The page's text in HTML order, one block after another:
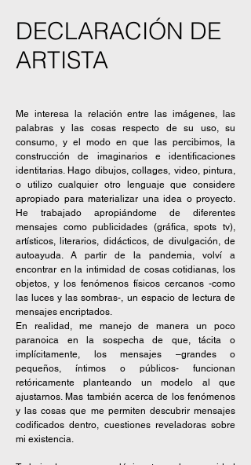
DECLARACIÓN DE
ARTISTA
Me interesa la relación entre las imágenes, las
palabras y las cosas respecto de su uso, su
consumo, y el modo en que las percibimos, la
construcción de imaginarios e identificaciones
identitarias. Hago dibujos, collages, video, pintura,
o utilizo cualquier otro lenguaje que considere
apropiado para materializar una idea o proyecto.
He trabajado apropiándome de diferentes
mensajes como publicidades (gráfica, spots tv),
artísticos, literarios, didácticos, de divulgación, de
autoayuda. A partir de la pandemia, volví a
encontrar en la intimidad de cosas cotidianas, los
objetos, y los fenómenos físicos cercanos -como
las luces y las sombras-, un espacio de lectura de
mensajes encriptados.
En realidad, me manejo de manera un poco
paranoica en la sospecha de que, tácita o
implícitamente, los mensajes –grandes o
pequeños, íntimos o públicos- funcionan
retóricamente planteando un modelo al que
ajustarnos. Mas también acerca de los fenómenos
y las cosas que me permiten descubrir mensajes
codificados dentro, cuestiones reveladoras sobre
mi existencia.